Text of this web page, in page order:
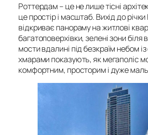
Роттердам – це не лише тісні
це простір і масштаб. Вихід до
відкриває панораму на житлові
багатоповерхівки, зелені зони біля
мости вдалині під безкраїм небом
хмарами показують, як мегаполіс
комфортним, просторим і дуже